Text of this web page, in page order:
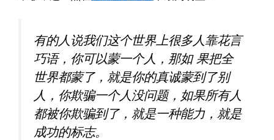
有的人说我们这个世界上很多人靠花言
巧语，你可以蒙一个人，那如 果把全
世界都蒙了，就是你的真诚蒙到了别
人，你欺骗一个人没问题，如果所有人
都被你欺骗到了，就是一种能力，就是
成功的标志。